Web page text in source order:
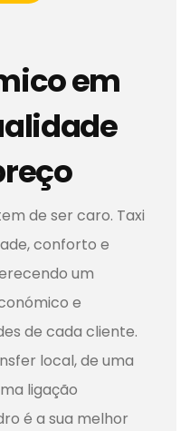
em
de ser caro. Taxi
conforto e
um
e
de cada cliente.
local, de uma
ligação
é a sua melhor